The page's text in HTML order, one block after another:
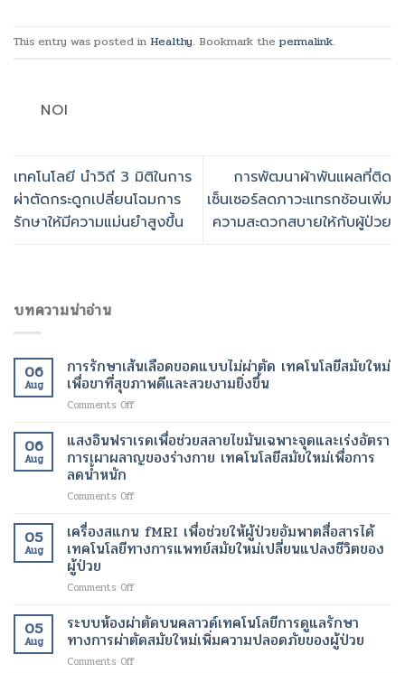
This entry was posted in Healthy. Bookmark the permalink.
NOI
เทคโนโลยี นำวิถี 3 มิติในการ
ผ่าตัดกระดูกเปลี่ยนโฉมการ
รักษาให้มีความแม่นยำสูงขึ้น
การพัฒนาผ้าพันแผลที่ติด
เซ็นเซอร์ลดภาวะแทรกซ้อนเพิ่ม
ความสะดวกสบายให้กับผู้ป่วย
บทความน่าอ่าน
06
Aug
การรักษาเส้นเลือดขอดแบบไม่ผ่าตัด เทคโนโลยีสมัยใหม่
เพื่อขาที่สุขภาพดีและสวยงามยิ่งขึ้น
Comments Offon
รักษา
เส้นเลือด
ขอด
ไม่
เทคโนโลยี
สมัย
ใหม่
ขา
สุขภาพ
ดี
และ
06
Aug
แสงอินฟราเรดเพื่อช่วยสลายไขมันเฉพาะจุดและเร่งอัตรา
การเผาผลาญของร่างกาย เทคโนโลยีสมัยใหม่เพื่อการ
ลดน้ำหนัก
Comments Offon
อินฟราเรด
เพื่อ
ช่วย
ไข
เฉพาะ
จุด
และ
เร่ง
05
Aug
เครื่องสแกน fMRI เพื่อช่วยให้ผู้ป่วยอัมพาตสื่อสารได้
เทคโนโลยีทางการแพทย์สมัยใหม่เปลี่ยนแปลงชีวิตของ
ผู้ป่วย
Comments Offon
สแกน
fMRI
เพื่อ
ช่วย
05
Aug
ระบบห้องผ่าตัดบนคลาวด์เทคโนโลยีการดูแลรักษา
ทางการผ่าตัดสมัยใหม่เพิ่มความปลอดภัยของผู้ป่วย
Comments Offon